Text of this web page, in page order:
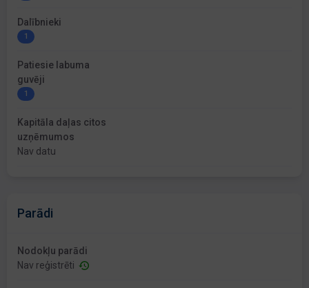
Dalībnieki
1
Patiesie labuma
guvēji
1
Kapitāla daļas citos
uzņēmumos
Nav datu
Parādi
Nodokļu parādi
Nav reģistrēti